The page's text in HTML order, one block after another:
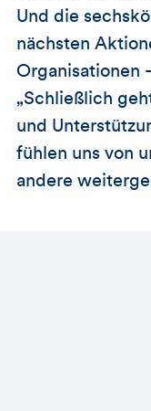
Und die
nächsten
Organisationen
„Schließlich
und
fühlen uns von
andere